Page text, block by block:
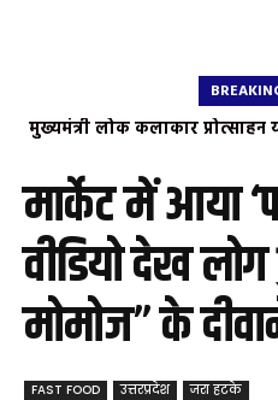
मुख्यमंत्री लोक कलाकार प्रोत्साहन
सांसद संतोष पांडेय ने केंद्रीय
मार्केट में आया
वीडियो देख
मोमोज” के
FAST FOOD उत्तरप्रदेश जरा हटके